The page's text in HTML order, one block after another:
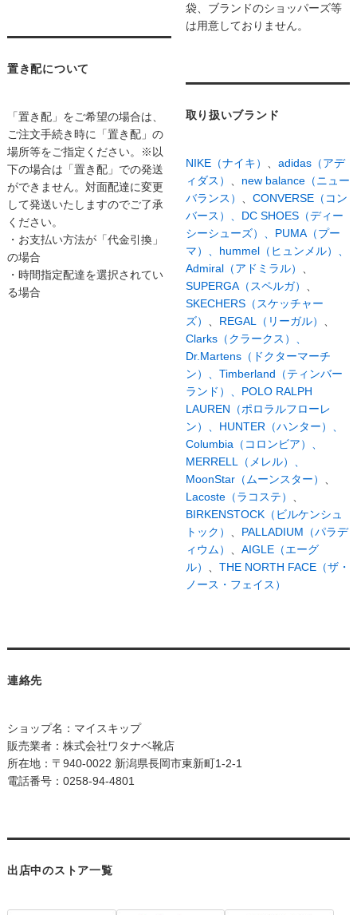
置き配について
「置き配」をご希望の場合は、
ご注文手続き時に「置き配」の
場所等をご指定ください。※以
下の場合は「置き配」での発送
ができません。対面配達に変更
して発送いたしますのでご了承
ください。
・お支払い方法が「代金引換」
の場合
・時間指定配達を選択されてい
る場合
袋、ブランドのショッパーズ等
は用意しておりません。
取り扱いブランド
NIKE（ナイキ）
adidas（アデ
ィダス）
new balance（ニュー
バランス）
CONVERSE（コン
バース）、 DC SHOES（ディー
シーシューズ）、 PUMA（プー
マ）、 hummel（ヒュンメル）、
Admiral（アドミラル）
SUPERGA（スペルガ）
SKECHERS（スケッチャー
ズ）
REGAL（リーガル）
Clarks（クラークス）、
Dr.Martens（ドクターマーチ
ン）、 Timberland（ティンバー
ランド）、 POLO RALPH
LAUREN（ポロラルフローレ
ン）、 HUNTER（ハンター）、
Columbia（コロンビア）、
MERRELL（メレル）、
MoonStar（ムーンスター）
Lacoste（ラコステ）
BIRKENSTOCK（ビルケンシュ
トック）
PALLADIUM（パラデ
ィウム）
AIGLE（エーグ
ル）
THE NORTH FACE（ザ・
ノース・フェイス）
連絡先
ショップ名：マイスキップ
販売業者：株式会社ワタナベ靴店
所在地：〒940-0022 新潟県長岡市東新町1-2-1
電話番号：0258-94-4801
出店中のストア一覧